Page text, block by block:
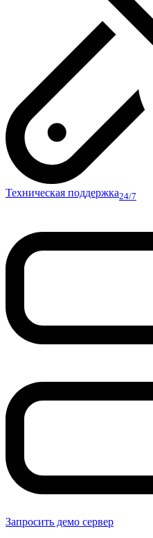
Техническая поддержка24/7
Запросить демо сервер